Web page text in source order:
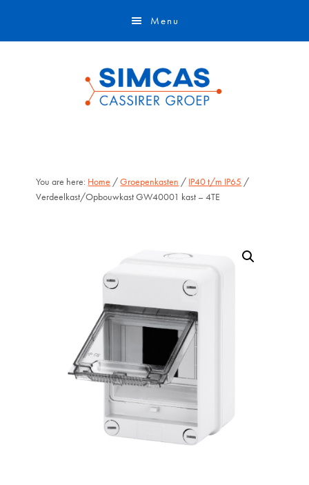
Menu
You are here: Home /Groepenkasten / IP40 t/m IP65 /
Verdeelkast/Opbouwkast GW40001 kast – 4TE